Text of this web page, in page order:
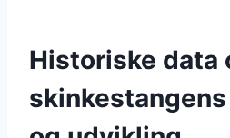
Historiske data